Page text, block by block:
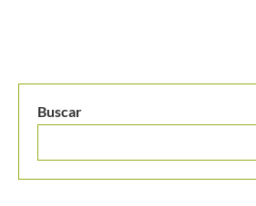
Buscar